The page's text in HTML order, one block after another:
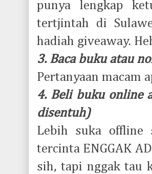
punya lengkap
tertjintah di
hadiah giveaway.
3. Baca buku atau
Pertanyaan macam
4. Beli buku online
disentuh)
Lebih suka offline
tercinta ENGGAK
sih, tapi nggak tau